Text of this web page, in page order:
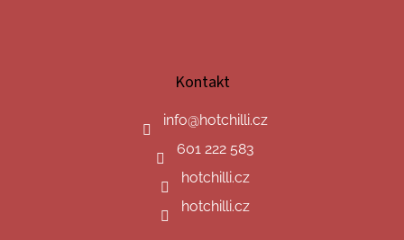
Kontakt
info@hotchilli.cz
601 222 583
hotchilli.cz
hotchilli.cz